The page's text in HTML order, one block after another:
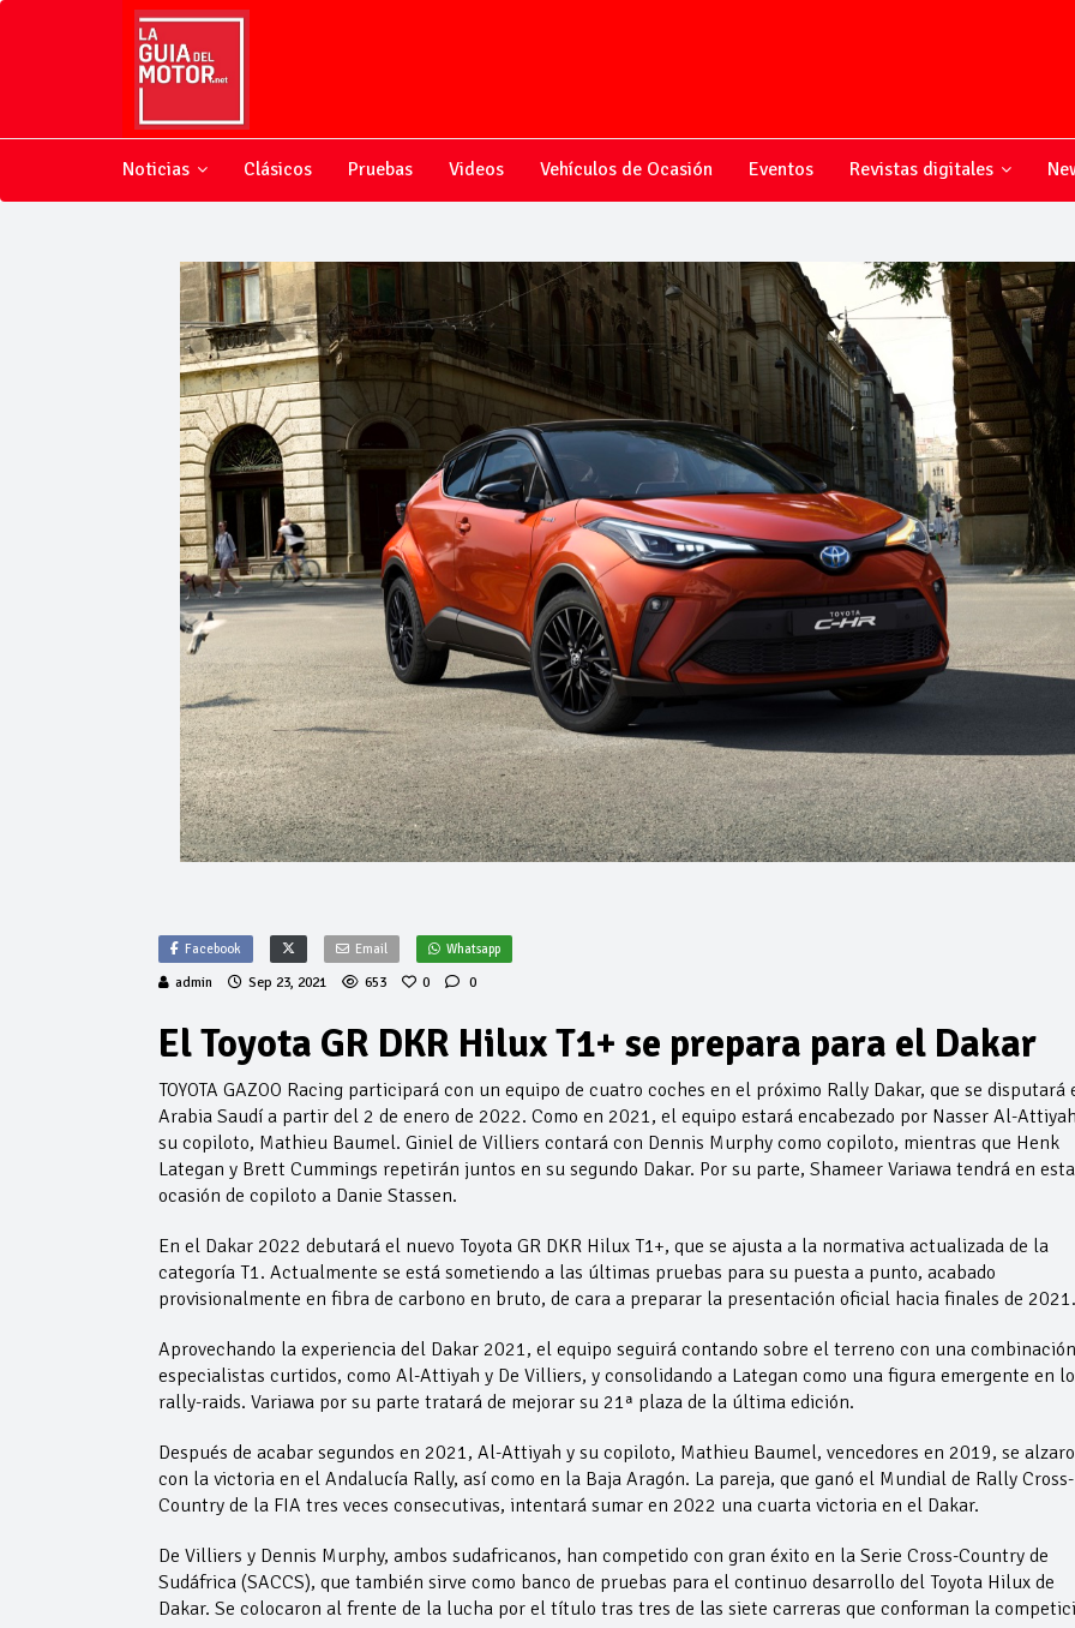
Noticias Clásicos Pruebas Videos Vehículos de Ocasión Eventos Revistas digitales
Facebook Email Whatsapp
admin Sep 23, 2021 653 0 0
El Toyota GR DKR Hilux T1+ se prepara para el Dakar
TOYOTA GAZOO Racing participará con un equipo de cuatro coches en el próximo Rally Dakar, que se disputará
Arabia Saudí a partir del 2 de enero de 2022. Como en 2021, el equipo estará encabezado por Nasser Al-
su copiloto, Mathieu Baumel. Giniel de Villiers contará con Dennis Murphy como copiloto, mientras que Henk
Lategan y Brett Cummings repetirán juntos en su segundo Dakar. Por su parte, Shameer Variawa tendrá en esta
ocasión de copiloto a Danie Stassen.
En el Dakar 2022 debutará el nuevo Toyota GR DKR Hilux T1+, que se ajusta a la normativa actualizada de la
categoría T1. Actualmente se está sometiendo a las últimas pruebas para su puesta a punto, acabado
provisionalmente en fibra de carbono en bruto, de cara a preparar la presentación oficial hacia finales de 2021.
Aprovechando la experiencia del Dakar 2021, el equipo seguirá contando sobre el terreno con una
especialistas curtidos, como Al-Attiyah y De Villiers, y consolidando a Lategan como una figura emergente en
rally-raids. Variawa por su parte tratará de mejorar su 21ª plaza de la última edición.
Después de acabar segundos en 2021, Al-Attiyah y su copiloto, Mathieu Baumel, vencedores en 2019, se
con la victoria en el Andalucía Rally, así como en la Baja Aragón. La pareja, que ganó el Mundial de Rally Cross-
Country de la FIA tres veces consecutivas, intentará sumar en 2022 una cuarta victoria en el Dakar.
De Villiers y Dennis Murphy, ambos sudafricanos, han competido con gran éxito en la Serie Cross-Country de
Sudáfrica (SACCS), que también sirve como banco de pruebas para el continuo desarrollo del Toyota Hilux de
Dakar. Se colocaron al frente de la lucha por el título tras tres de las siete carreras que conforman la